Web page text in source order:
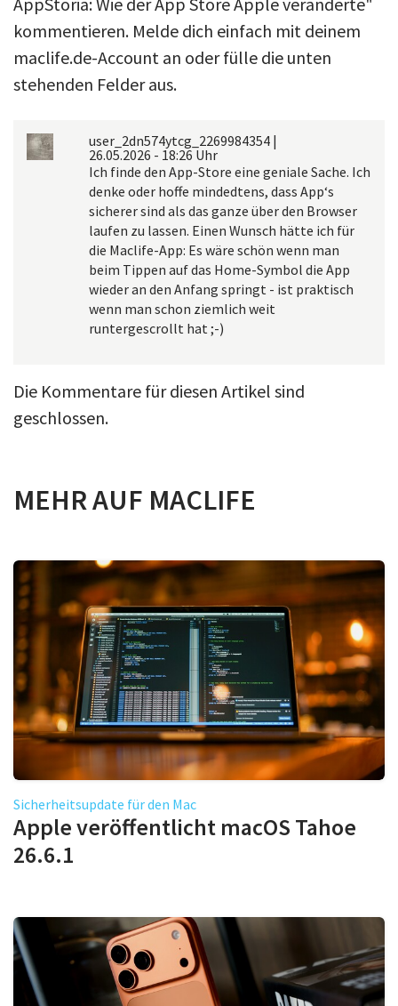
kommentieren. Melde dich einfach mit deinem
maclife.de-Account an oder fülle die unten
stehenden Felder aus.
user_2dn574ytcg_2269984354 |
26.05.2026 - 18:26 Uhr
Ich finde den App-Store eine geniale Sache. Ich
denke oder hoffe mindedtens, dass App‘s
sicherer sind als das ganze über den Browser
laufen zu lassen. Einen Wunsch hätte ich für
die Maclife-App: Es wäre schön wenn man
beim Tippen auf das Home-Symbol die App
wieder an den Anfang springt - ist praktisch
wenn man schon ziemlich weit
runtergescrollt hat ;-)
Die Kommentare für diesen Artikel sind
geschlossen.
MEHR AUF MACLIFE
Sicherheitsupdate für den Mac
Apple veröffentlicht macOS Tahoe
26.6.1